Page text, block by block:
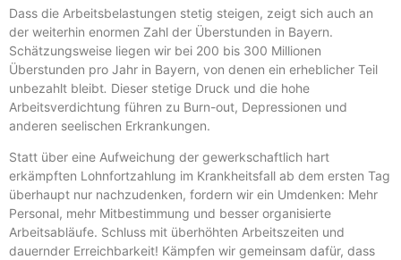
Dass die Arbeitsbelastungen stetig steigen, zeigt sich auch an
der weiterhin enormen Zahl der Überstunden in Bayern.
Schätzungsweise liegen wir bei 200 bis 300 Millionen
Überstunden pro Jahr in Bayern, von denen ein erheblicher Teil
unbezahlt bleibt. Dieser stetige Druck und die hohe
Arbeitsverdichtung führen zu Burn-out, Depressionen und
anderen seelischen Erkrankungen.
Statt über eine Aufweichung der gewerkschaftlich hart
erkämpften Lohnfortzahlung im Krankheitsfall ab dem ersten Tag
überhaupt nur nachzudenken, fordern wir ein Umdenken: Mehr
Personal, mehr Mitbestimmung und besser organisierte
Arbeitsabläufe. Schluss mit überhöhten Arbeitszeiten und
dauernder Erreichbarkeit! Kämpfen wir gemeinsam dafür, dass